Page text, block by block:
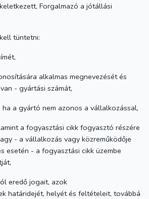
Forgalmazó a jótállási
tüntetni:
alkalmas megnevezését és
- gyártási számát,
a gyártó nem azonos a vállalkozással,
a fogyasztási cikk fogyasztó részére
- a vállalkozás vagy közreműködője
esetén - a fogyasztási cikk üzembe
eredő jogait, azok
határidejét, helyét és feltételeit, továbbá